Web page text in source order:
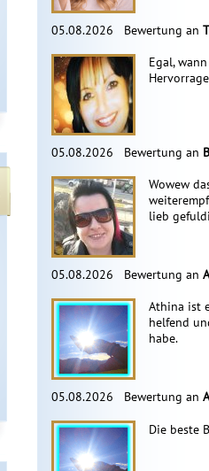
05.08.2026 Bewertung an
Egal,
05.08.2026 Bewertung an
Wowew
lieb
05.08.2026 Bewertung an
Athina ist
helfend
habe.
05.08.2026 Bewertung an
Die beste